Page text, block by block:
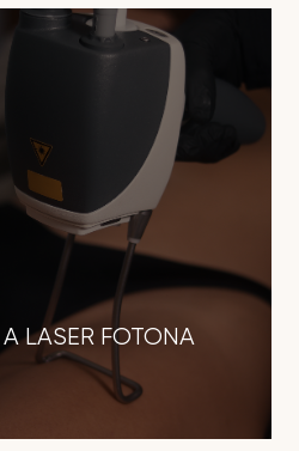
LASER FOTONA